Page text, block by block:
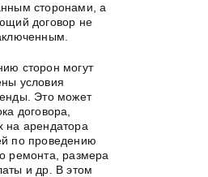
сторонами, а
договор не
сторон могут
условия
Это может
договора,
на арендатора
по проведению
ремонта, размера
и др. В этом